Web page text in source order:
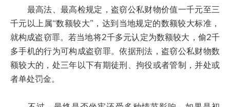
最高法、最高检规定，盗窃公私财物价值一千元至三
千元以上属“数额较大”，达到当地规定的数额较大标准，
就构成盗窃罪。若当地将2千多元认定为数额较大，偷2千
多手机的行为可构成盗窃罪。依据刑法，盗窃公私财物数
额较大的，处三年以下有期徒刑、拘役或者管制，并处或
者单处罚金。